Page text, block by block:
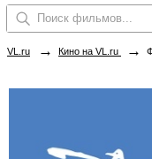
VL.ru → Кино на VL.ru →